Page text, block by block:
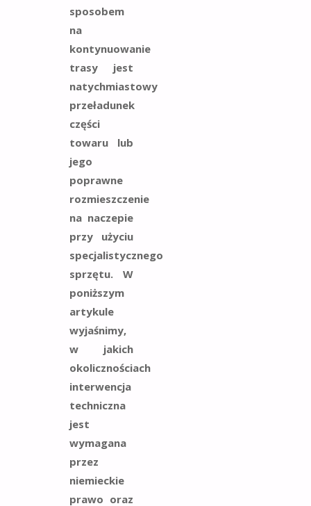
sposobem
na
kontynuowanie
trasy jest
natychmiastowy
przeładunek
części
towaru lub
jego
poprawne
rozmieszczenie
na naczepie
przy użyciu
specjalistycznego
sprzętu. W
poniższym
artykule
wyjaśnimy,
w jakich
okolicznościach
interwencja
techniczna
jest
wymagana
przez
niemieckie
prawo oraz